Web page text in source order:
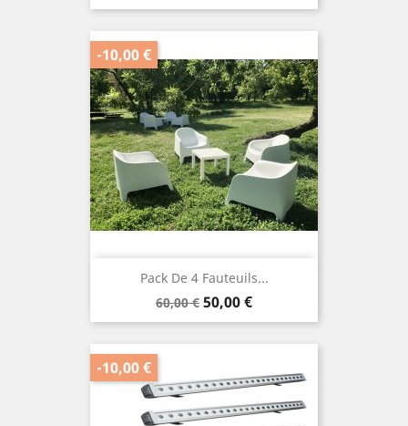
de
Pack De 4 Fauteuils...
Prix
de
60,00 € Prix
50,00 €
-10,00 €
-10,00 €